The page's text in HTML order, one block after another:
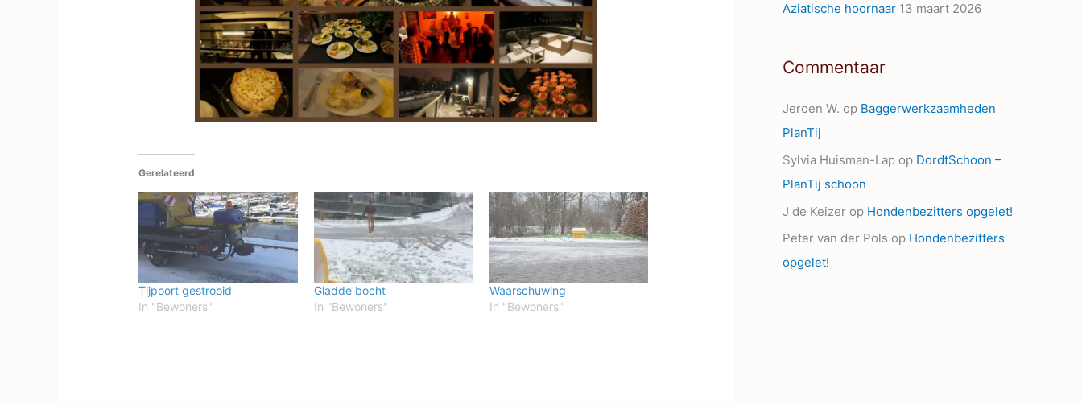
Gerelateerd
Tijpoort gestrooid
In "Bewoners"
Gladde bocht
In "Bewoners"
Waarschuwing
In "Bewoners"
Aziatische hoornaar 13 maart 2026
Commentaar
Jeroen W. op Baggerwerkzaamheden
PlanTij
Sylvia Huisman-Lap op DordtSchoon –
PlanTij schoon
J de Keizer op Hondenbezitters opgelet!
Peter van der Pols op Hondenbezitters
opgelet!